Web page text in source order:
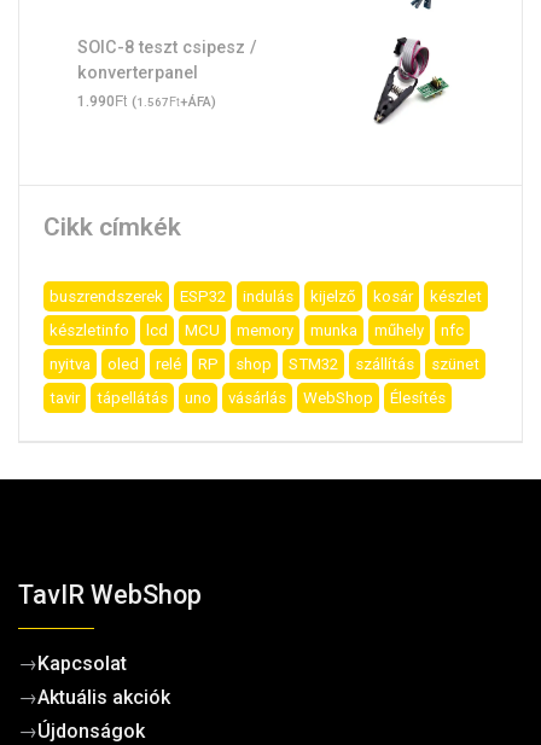
SOIC-8 teszt csipesz /
konverterpanel
1.990Ft (1.567Ft+ÁFA)
Cikk címkék
buszrendszerek ESP32 indulás kijelző kosár
készlet
készletinfo
lcd MCU memory munka műhely
nfc
nyitva
oled relé RP shop STM32 szállítás
szünet
tavir
tápellátás uno vásárlás WebShop Élesítés
TavIR WebShop
→Kapcsolat
→Aktuális akciók
→Újdonságok